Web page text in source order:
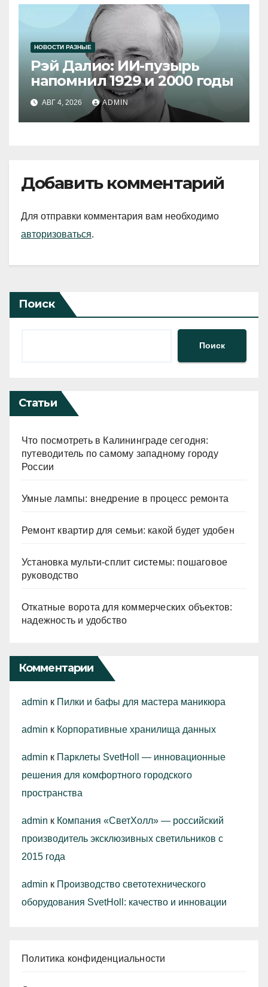
НОВОСТИ РАЗНЫЕ
Рэй Далио: ИИ-пузырь
напомнил 1929 и 2000 годы
АВГ 4, 2026 ADMIN
Добавить комментарий
Для отправки комментария вам необходимо
авторизоваться.
Поиск
Поиск
Статьи
Что посмотреть в Калининграде сегодня:
путеводитель по самому западному городу
России
Умные лампы: внедрение в процесс ремонта
Ремонт квартир для семьи: какой будет удобен
Установка мульти-сплит системы: пошаговое
руководство
Откатные ворота для коммерческих объектов:
надежность и удобство
Комментарии
admin к Пилки и бафы для мастера маникюра
admin к Корпоративные хранилища данных
admin к Парклеты SvetHoll — инновационные
решения для комфортного городского
пространства
admin к Компания «СветХолл» — российский
производитель эксклюзивных светильников с
2015 года
admin к Производство светотехнического
оборудования SvetHoll: качество и инновации
Политика конфиденциальности